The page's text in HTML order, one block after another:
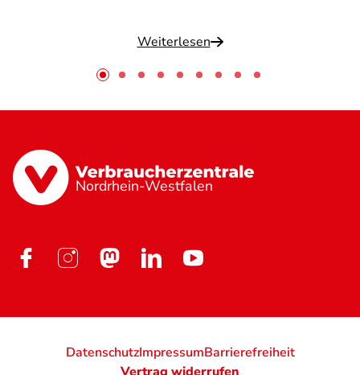
Weiterlesen
Nordrhein-Westfalen
DatenschutzImpressumBarrierefreiheit